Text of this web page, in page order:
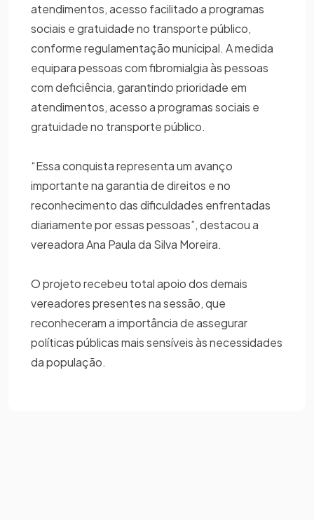
atendimentos, acesso facilitado a programas
sociais e gratuidade no transporte público,
conforme regulamentação municipal. A medida
equipara pessoas com fibromialgia às pessoas
com deficiência, garantindo prioridade em
atendimentos, acesso a programas sociais e
gratuidade no transporte público.
“Essa conquista representa um avanço
importante na garantia de direitos e no
reconhecimento das dificuldades enfrentadas
diariamente por essas pessoas”, destacou a
vereadora Ana Paula da Silva Moreira.
O projeto recebeu total apoio dos demais
vereadores presentes na sessão, que
reconheceram a importância de assegurar
políticas públicas mais sensíveis às necessidades
da população.